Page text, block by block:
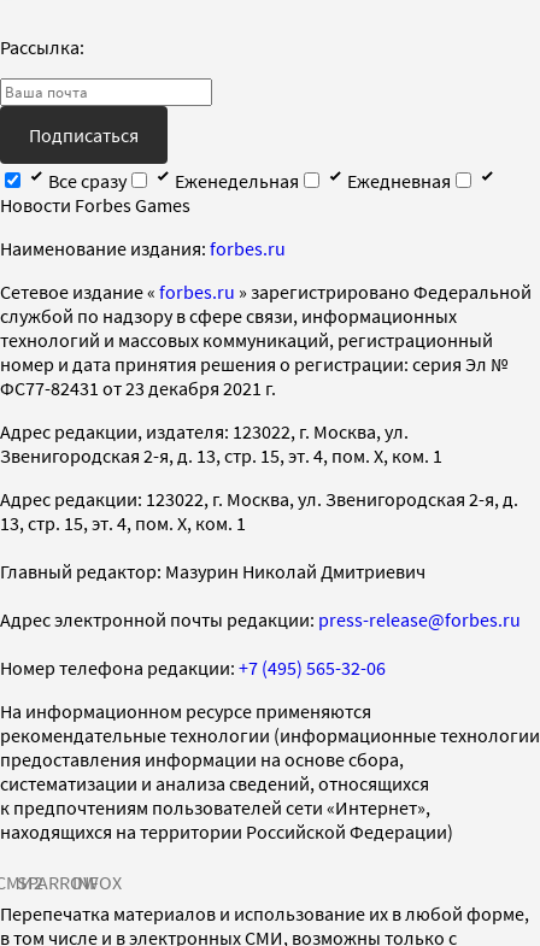
Рассылка:
Подписаться
Все сразу
Еженедельная
Ежедневная
Новости Forbes Games
Наименование издания: forbes.ru
Cетевое издание « forbes.ru » зарегистрировано Федеральной
службой по надзору в сфере связи, информационных
технологий и массовых коммуникаций, регистрационный
номер и дата принятия решения о регистрации: серия Эл №
ФС77-82431 от 23 декабря 2021 г.
Адрес редакции, издателя: 123022, г. Москва, ул.
Звенигородская 2-я, д. 13, стр. 15, эт. 4, пом. X, ком. 1
Адрес редакции: 123022, г. Москва, ул. Звенигородская 2-я, д.
13, стр. 15, эт. 4, пом. X, ком. 1
Главный редактор: Мазурин Николай Дмитриевич
Адрес электронной почты редакции: press-release@forbes.ru
Номер телефона редакции: +7 (495) 565-32-06
На информационном ресурсе применяются
рекомендательные технологии (информационные технологии
предоставления информации на основе сбора,
систематизации и анализа сведений, относящихся
к предпочтениям пользователей сети «Интернет»,
находящихся на территории Российской Федерации)
SPARROWINFOX
Перепечатка материалов и использование их в любой форме,
в том числе и в электронных СМИ, возможны только с